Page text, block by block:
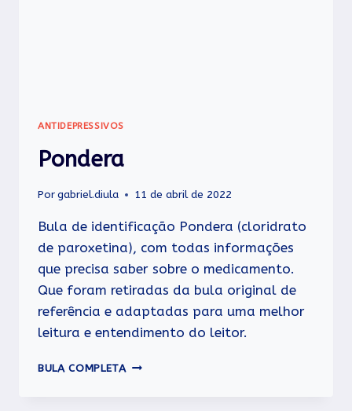
ANTIDEPRESSIVOS
Pondera
Porgabriel.diula 11 de abril de 2022
Bula de identificação Pondera (cloridrato
de paroxetina), com todas informações
que precisa saber sobre o medicamento.
Que foram retiradas da bula original de
referência e adaptadas para uma melhor
leitura e entendimento do leitor.
BULA COMPLETA PONDERA